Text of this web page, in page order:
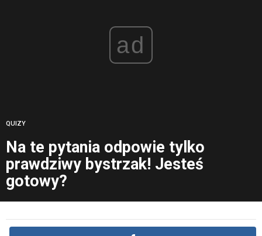
ad
QUIZY
Na te pytania odpowie tylko
prawdziwy bystrzak! Jesteś
gotowy?